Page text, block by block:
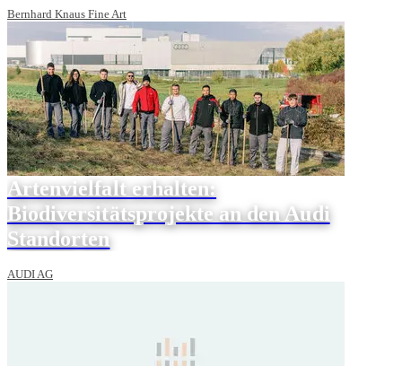
Bernhard Knaus Fine Art
Artenvielfalt erhalten:
Biodiversitätsprojekte an den Audi
Standorten
AUDI AG